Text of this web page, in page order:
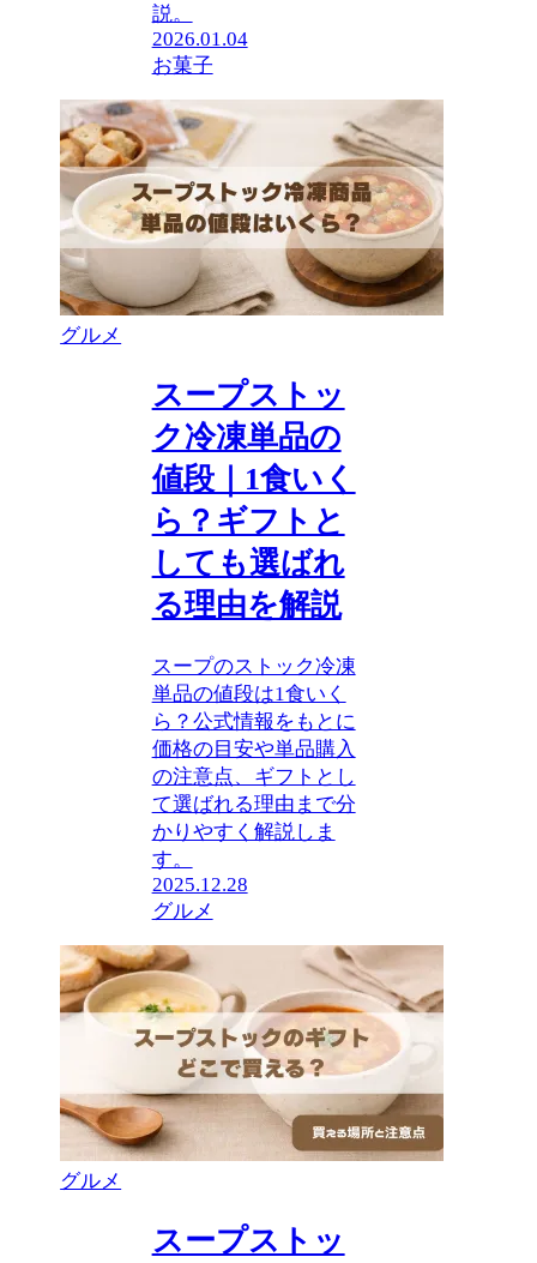
説。
2026.01.04
お菓子
グルメ
スープストッ
ク冷凍単品の
値段｜1食いく
ら？ギフトと
しても選ばれ
る理由を解説
スープのストック冷凍
単品の値段は1食いく
ら？公式情報をもとに
価格の目安や単品購入
の注意点、ギフトとし
て選ばれる理由まで分
かりやすく解説しま
す。
2025.12.28
グルメ
グルメ
スープストッ